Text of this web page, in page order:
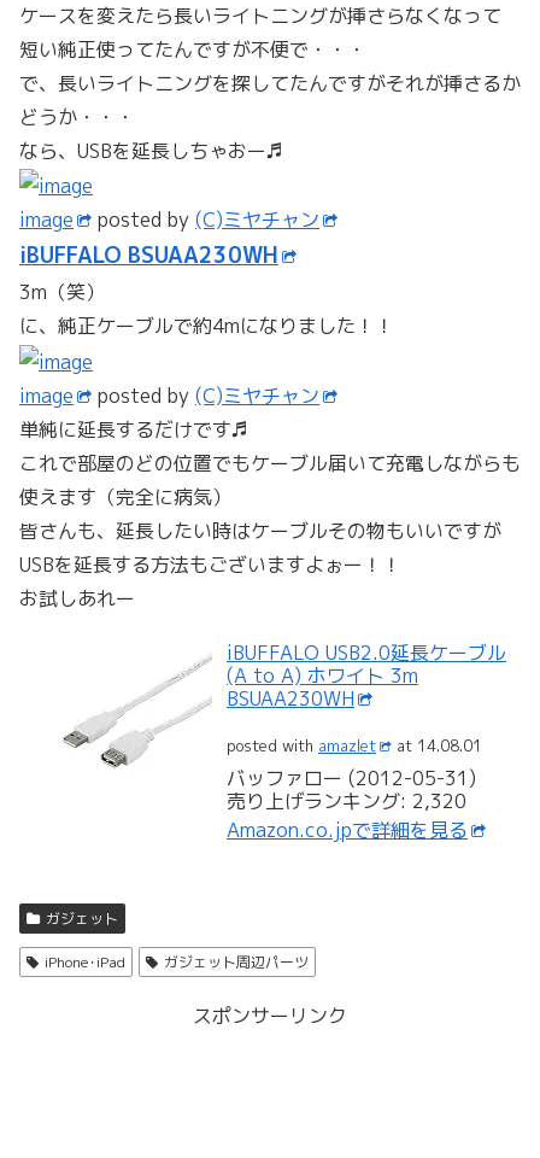
ケースを変えたら長いライトニングが挿さらなくなって
短い純正使ってたんですが不便で・・・
で、長いライトニングを探してたんですがそれが挿さるか
どうか・・・
なら、USBを延長しちゃおー♬
image posted by (C)ミヤチャン
iBUFFALO BSUAA230WH
3m（笑）
に、純正ケーブルで約4mになりました！！
image posted by (C)ミヤチャン
単純に延長するだけです♬
これで部屋のどの位置でもケーブル届いて充電しながらも
使えます（完全に病気）
皆さんも、延長したい時はケーブルその物もいいですが
USBを延長する方法もございますよぉー！！
お試しあれー
iBUFFALO USB2.0延長ケーブル
(A to A) ホワイト 3m
BSUAA230WH
posted with amazlet at 14.08.01
バッファロー (2012-05-31)
売り上げランキング: 2,320
Amazon.co.jpで詳細を見る
ガジェット
iPhone･iPad ガジェット周辺パーツ
スポンサーリンク